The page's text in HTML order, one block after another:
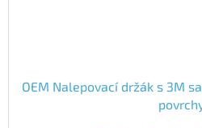
OEM Nalepovací držák s 3M